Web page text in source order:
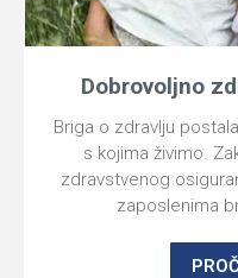
Dobrovoljno
Briga o zdravlju
s kojima živimo.
zdravstvenog
zaposlenima